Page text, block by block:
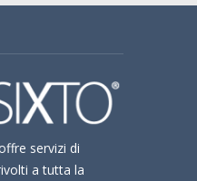
servizi di
a tutta la